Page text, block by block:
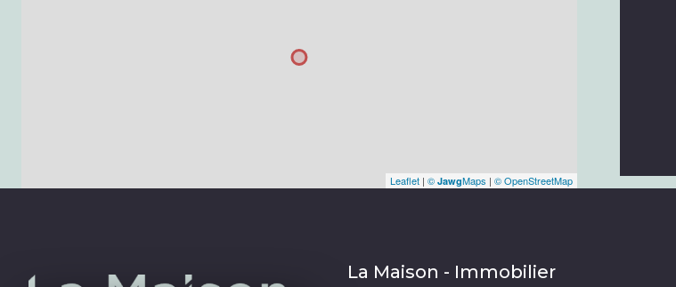
Leaflet | © JawgMaps | © OpenStreetMap
La Maison - Immobilier